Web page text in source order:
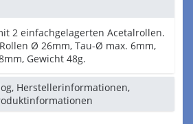
2 einfachgelagerten Acetalrollen.
Ø 26mm, Tau-Ø max. 6mm,
Gewicht 48g.
Herstellerinformationen,